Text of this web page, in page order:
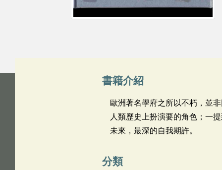
書籍介紹
歐洲著名學府之所以不朽，並
人類歷史上扮演要的角色；一
未來，最深的自我期許。
分類